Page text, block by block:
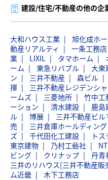
建設/住宅/不動産の他の企
大和ハウス工業 旭化成ホ
動産リアルティ
一条工務店
業
LIXIL タマホーム
ーム
東急リバブル 大東
ン
三井不動産 森ビル
揮
三井不動産レジデンシ
ームズ
三菱地所 竹中工
ーション
清水建設 鹿島
ル
博展 三井不動産ビル
売
三井倉庫ホールディン
ズ
千代田化工建設 ト
東京建物
乃村工藝社
ビング
クリナップ 丹青
三井のリハウス[三井不動産販
ム近畿
木下工務店